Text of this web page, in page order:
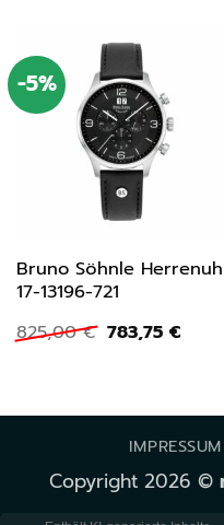
-5%
Bruno Söhnle
17-13196-721
825,00€ Ursprünglicher
Preis
783,75 €
IMPRESSUM
Copyright 2026 ©